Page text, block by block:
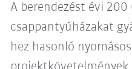
A berendezést évi
csappantyúházakat
hez hasonló